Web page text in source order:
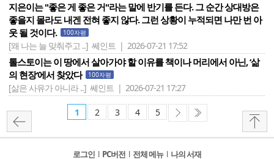
지은이는 "좋은 게 좋은 거"라는 말에 반기를 든다. 그 순간 상대방은
좋을지 몰라도 내겐 전혀 좋지 않다. 그런 상황이 누적되면 나만 번 아
웃 될 것이다.
100자평
[왜 나는 늘 맞춰주고 ..] 쎄인트 | 2026-07-21 17:52
톨스토이는 이 땅에서 살아가야 할 이유를 책이나 머리에서 아닌, ‘삶
의 현장‘에서 찾았다
100자평
[삶은 사유가 아니라 ..] 쎄인트 | 2026-07-21 17:27
1 2 3 4 5
로그인 l PC버전 l 전체 메뉴 l 나의 서재